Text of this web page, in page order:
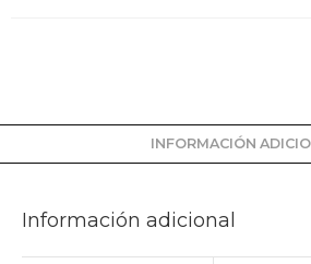
INFORMACIÓN
Información adicional